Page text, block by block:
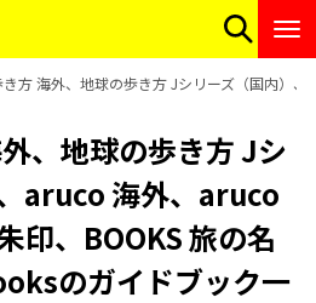
方 海外、地球の歩き方 Jシリーズ（国内）
、地球の歩き方 Jシ
aruco 海外、aruco
印、BOOKS 旅の名
のガイドブック一